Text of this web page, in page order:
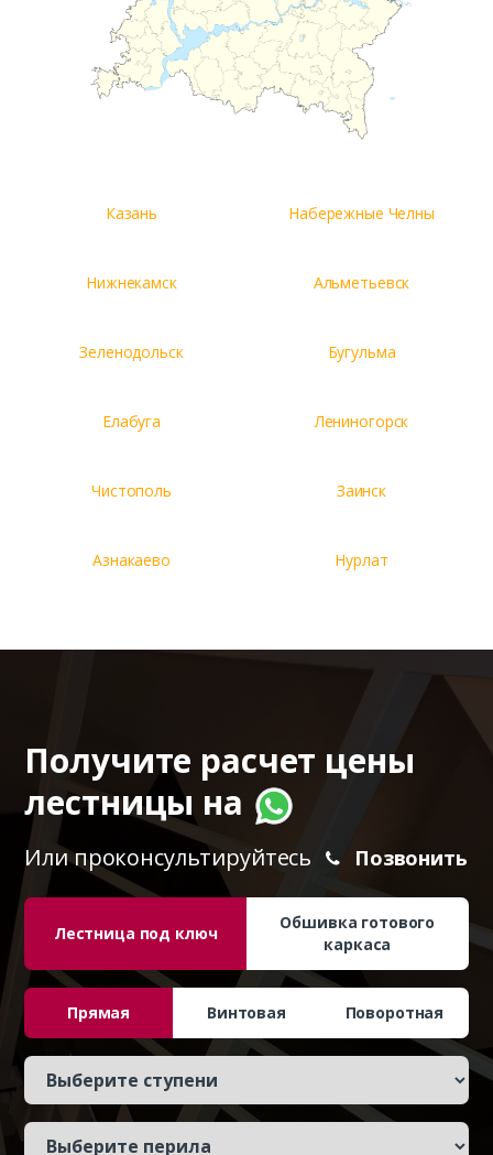
Казань Набережные Челны
Нижнекамск Альметьевск
Зеленодольск Бугульма
Елабуга Лениногорск
Чистополь Заинск
Азнакаево Нурлат
Получите расчет цены
лестницы на
Или проконсультируйтесь Позвонить
Лестница под ключ
Обшивка готового
каркаса
Прямая Винтовая Поворотная